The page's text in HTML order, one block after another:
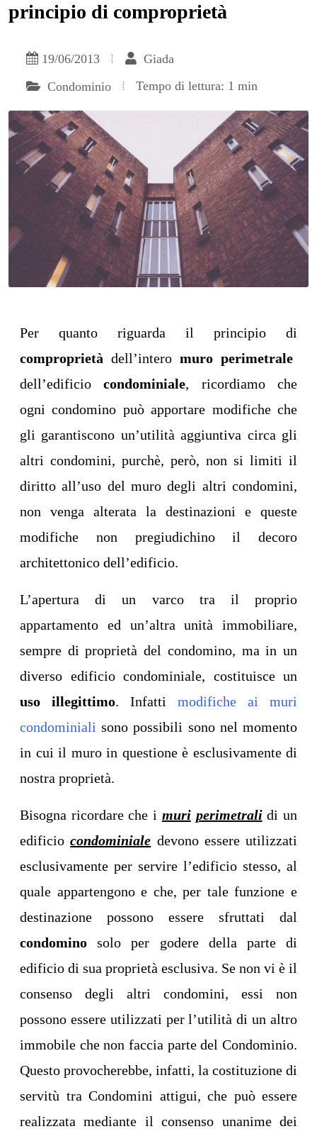
principio di comproprietà
19/06/2013
Giada
Condominio
Tempo di lettura: 1 min
Per quanto riguarda il principio di
comproprietà dell’intero muro perimetrale
dell’edificiocondominiale, ricordiamo che
ogni condomino può apportare modifiche che
gli garantiscono un’utilità aggiuntiva circa gli
altri condomini, purchè, però, non si limiti il
diritto all’uso del muro degli altri condomini,
non venga alterata la destinazioni e queste
modifiche non pregiudichino il decoro
architettonico dell’edificio.
L’apertura di un varco tra il proprio
appartamento ed un’altra unità immobiliare,
sempre di proprietà del condomino, ma in un
diverso edificio condominiale, costituisce un
uso illegittimo. Infatti modifiche ai muri
condominiali sono possibili sono nel momento
in cui il muro in questione è esclusivamente di
nostra proprietà.
Bisogna ricordare che i muri perimetralidi un
edificiocondominiale devono essere utilizzati
esclusivamente per servire l’edificio stesso, al
quale appartengono e che, per tale funzione e
destinazione possono essere sfruttati dal
condominosolo per godere della parte di
edificio di sua proprietà esclusiva. Se non vi è il
consenso degli altri condomini, essi non
possono essere utilizzati per l’utilità di un altro
immobile che non faccia parte del Condominio.
Questo provocherebbe, infatti, la costituzione di
servitù tra Condomini attigui, che può essere
realizzata mediante il consenso unanime dei